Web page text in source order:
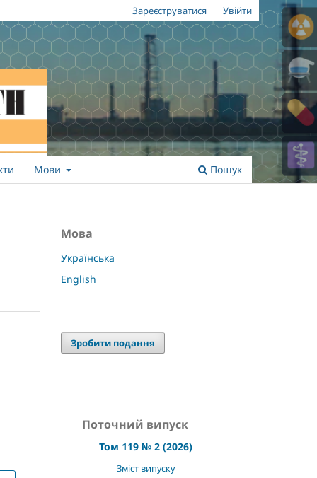
Мови Пошук
Зареєструватися Увійти
Мова
Українська
English
Зробити подання
Поточний випуск
Том 119 № 2 (2026)
Зміст випуску